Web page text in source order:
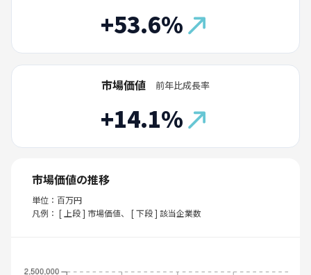
+53.6%
市場価値
+14.1%
前年比成長率
市場価値の推移
単位：百万円
凡例： [ 上段 ] 市場価値、 [ 下段 ] 該当企業数